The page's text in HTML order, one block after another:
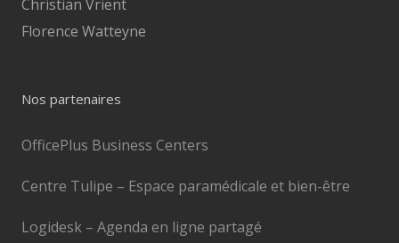
Christian Vrient
Florence Watteyne
Nos partenaires
OfficePlus Business Centers
Centre Tulipe – Espace paramédicale et bien-être
Logidesk – Agenda en ligne partagé